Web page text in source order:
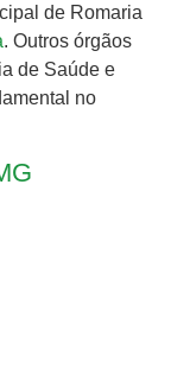
de Romaria
. Outros órgãos
de Saúde e
no